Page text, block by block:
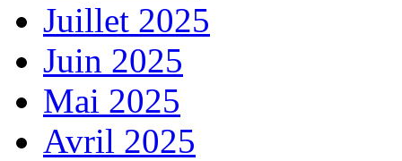
Juillet 2025
Juin 2025
Mai 2025
Avril 2025